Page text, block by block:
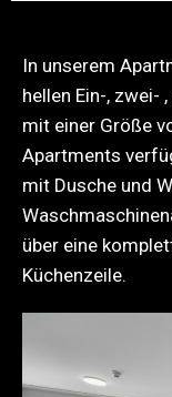
In unserem
hellen Ein-, zwei-
mit einer Größe
Apartments
mit Dusche und
über eine
Küchenzeile.